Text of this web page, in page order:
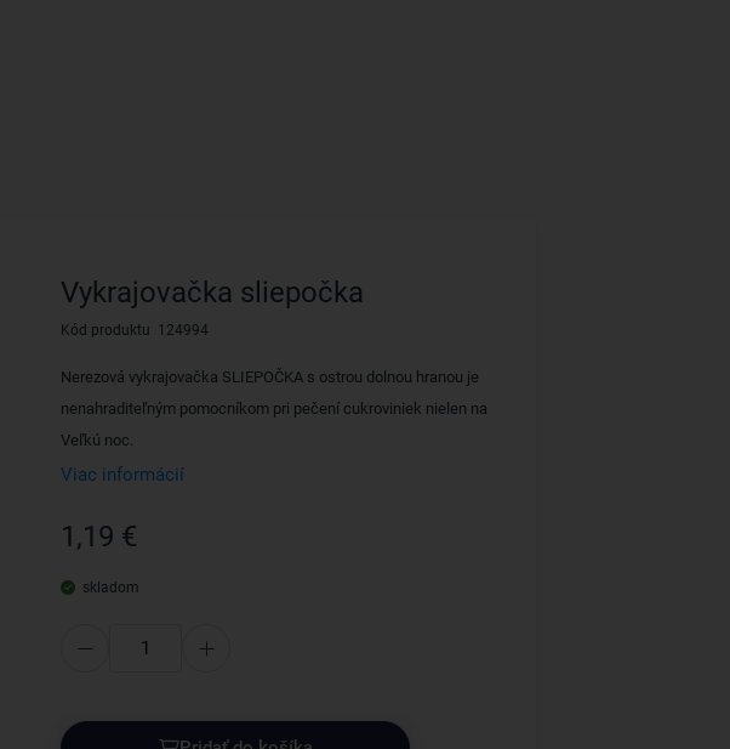
Vykrajovačka sliepočka
Kód produktu 124994
Nerezová vykrajovačka SLIEPOČKA s ostrou dolnou hranou je
nenahraditeľným pomocníkom pri pečení cukroviniek nielen na
Veľkú noc.
Viac informácií
1,19 €
skladom